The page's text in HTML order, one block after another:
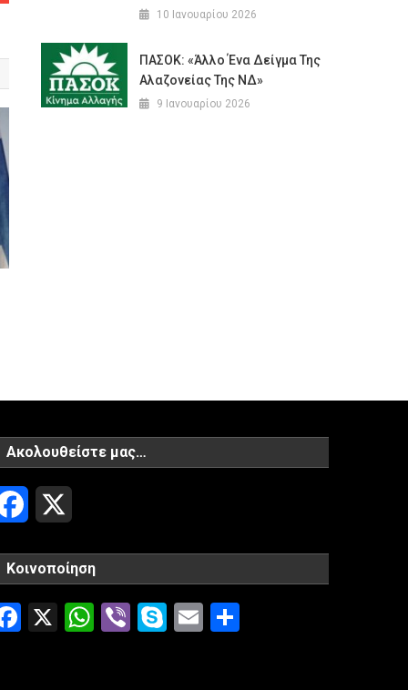
10 Ιανουαρίου 2026
ΠΑΣΟΚ: «Άλλο Ένα Δείγμα Της
Αλαζονείας Της ΝΔ»
9 Ιανουαρίου 2026
Ακολουθείστε μας…
Facebook
Κοινοποίηση
Facebook
X WhatsApp
ViberSkype
Email